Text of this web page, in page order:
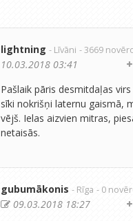
lightning - Līvāni - 3669
10.03.2018 03:41
Pašlaik pāris desmitdaļas virs
sīki nokrišņi laternu gaismā,
vējš. Ielas aizvien mitras,
netaisās.
gubumākonis - Rīga - 0
09.03.2018 18:27